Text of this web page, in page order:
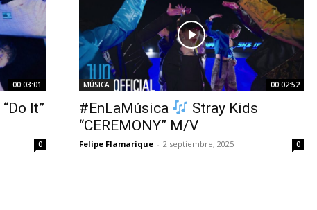
00:03:01
It”
0
MÚSICA 00:02:52
#EnLaMúsica
Stray Kids
“CEREMONY” M/V
Felipe Flamarique - 2 septiembre, 2025 0